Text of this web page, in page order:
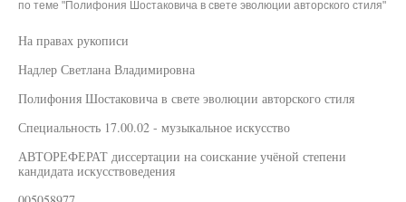
по теме "Полифония Шостаковича в свете эволюции авторского стиля"
На правах рукописи
Надлер Светлана Владимировна
Полифония Шостаковича в свете эволюции авторского стиля
Специальность 17.00.02 - музыкальное искусство
АВТОРЕФЕРАТ диссертации на соискание учёной степени
кандидата искусствоведения